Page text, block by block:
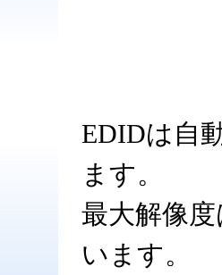
EDIDは自
ます。
最大解像
います。